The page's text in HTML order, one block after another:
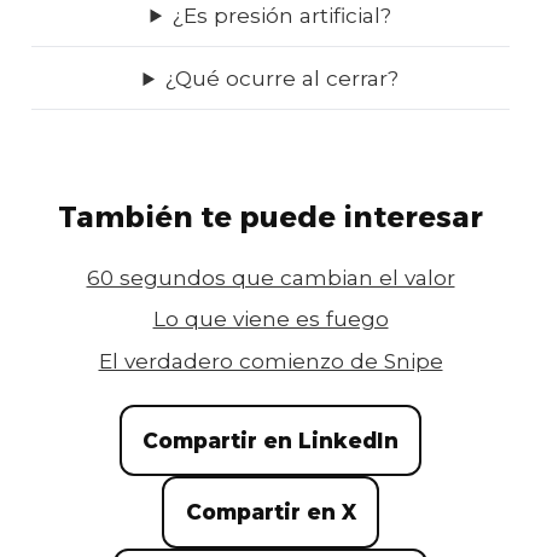
¿Es presión artificial?
¿Qué ocurre al cerrar?
También te puede interesar
60 segundos que cambian el valor
Lo que viene es fuego
El verdadero comienzo de Snipe
Compartir esta entrada
Compartir en LinkedIn
Compartir en X